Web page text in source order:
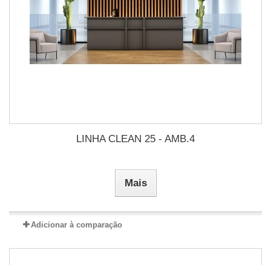
LINHA CLEAN 25 - AMB.4
Mais
Adicionar à comparação